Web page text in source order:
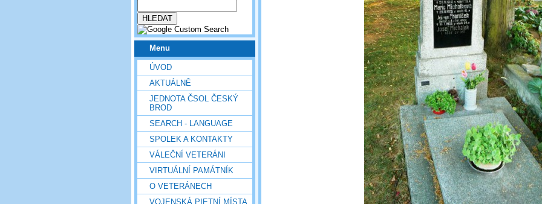
Menu
ÚVOD
AKTUÁLNĚ
JEDNOTA ČSOL ČESKÝ
BROD
SEARCH - LANGUAGE
SPOLEK A KONTAKTY
VÁLEČNÍ VETERÁNI
VIRTUÁLNÍ PAMÁTNÍK
O VETERÁNECH
VOJENSKÁ PIETNÍ MÍSTA